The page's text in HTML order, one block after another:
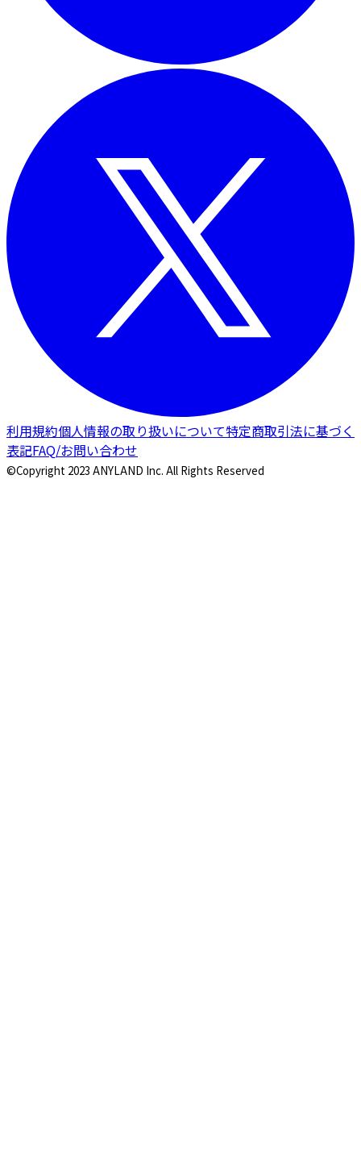
利用規約個人情報の取り扱いについて特定商取引法に基づく
表記FAQ/お問い合わせ
©Copyright 2023 ANYLAND Inc. All Rights Reserved